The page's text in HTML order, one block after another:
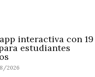
interactiva con 19
estudiantes
2026